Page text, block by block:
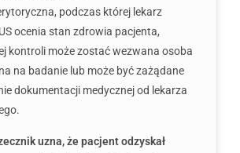
podczas której lekarz
ocenia stan zdrowia pacjenta,
kontroli może zostać wezwana osoba
na badanie lub może być zażądane
dokumentacji medycznej od lekarza
uzna, że pacjent odzyskał